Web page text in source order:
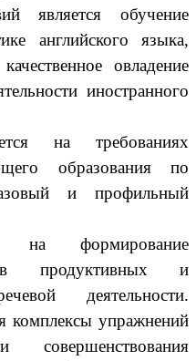
является обучение
английского языка,
овладение
иностранного
на требованиях
образования по
и профильный
на формирование
продуктивных и
деятельности.
комплексы упражнений